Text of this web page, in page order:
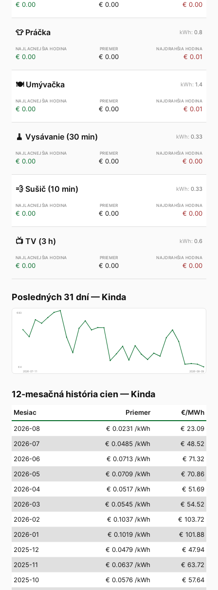
€ 0.00 € 0.00 € 0.00
👕 Práčka 0.8
€ 0.00 € 0.00 € 0.01
🍽️ Umývačka 1.4
€ 0.00 € 0.00 € 0.01
🧹 Vysávanie (30 min) 0.33
€ 0.00 € 0.00 € 0.00
💨 Sušič (10 min) 0.33
€ 0.00 € 0.00 € 0.00
📺 TV (3 h) 0.6
€ 0.00 € 0.00 € 0.00
Posledných 31 dní— Kinda
€83
€4
2026-07-11
2026-08-09
12-mesačná história cien — Kinda
Mesiac Priemer €/MWh
2026-08 € 0.0231 /kWh
€ 23.09
2026-07
€ 0.0485 /kWh
€ 48.52
2026-06
€ 0.0713 /kWh
€ 71.32
2026-05
€ 0.0709 /kWh
€ 70.86
2026-04
€ 0.0517 /kWh
€ 51.69
2026-03
€ 0.0545 /kWh
€ 54.52
2026-02
€ 0.1037 /kWh
€ 103.72
2026-01
€ 0.1019 /kWh
€ 101.88
2025-12
€ 0.0479 /kWh
€ 47.94
2025-11
€ 0.0637 /kWh
€ 63.72
2025-10
€ 0.0576 /kWh
€ 57.64